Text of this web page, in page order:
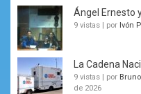
Ángel Ernesto
9 vistas por Ivón
La Cadena
9 vistas por
de 2026